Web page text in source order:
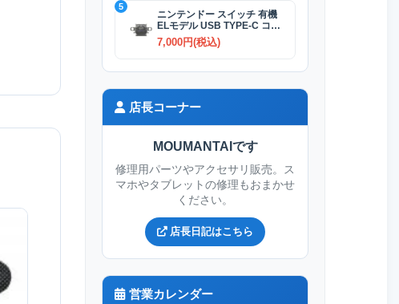
5
ニンテンドー スイッチ 有機
ELモデル USB TYPE-C コネ
クター交換修理
7,000円(税込)
店長コーナー
MOUMANTAIです
修理用パーツやアクセサリ販売。ス
マホやタブレットの修理もおまかせ
ください。
店長日記はこちら
営業カレンダー